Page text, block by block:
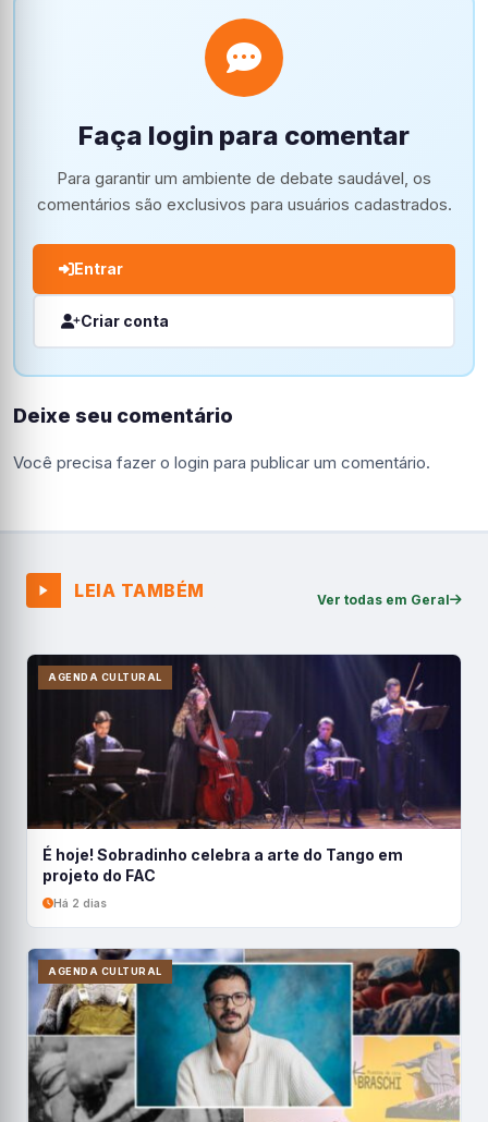
Faça login para comentar
Para garantir um ambiente de debate saudável, os
comentários são exclusivos para usuários cadastrados.
Entrar
Criar conta
Deixe seu comentário
Você precisa fazer o login para publicar um comentário.
LEIA TAMBÉM Ver todas em Geral
AGENDA CULTURAL
É hoje! Sobradinho celebra a arte do Tango em
projeto do FAC
Há 2 dias
AGENDA CULTURAL